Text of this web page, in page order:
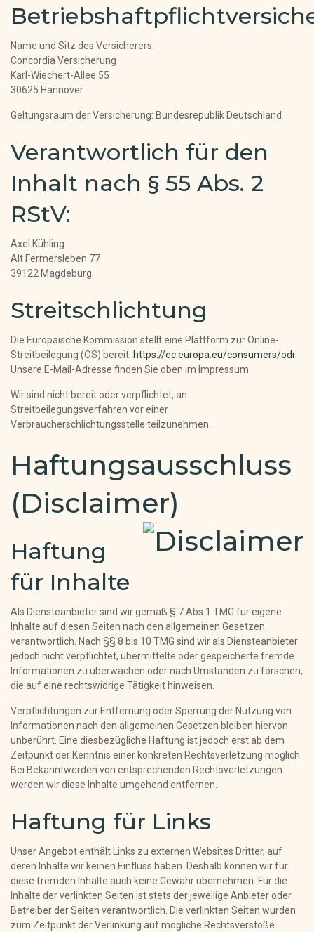
Name und Sitz des Versicherers:
Concordia Versicherung
Karl-Wiechert-Allee 55
30625 Hannover
Geltungsraum der Versicherung: Bundesrepublik Deutschland
Verantwortlich für den
Inhalt nach § 55 Abs. 2
RStV:
Axel Kühling
Alt Fermersleben 77
39122 Magdeburg
Streitschlichtung
Die Europäische Kommission stellt eine Plattform zur Online-
Streitbeilegung (OS) bereit: https://ec.europa.eu/consumers/odr.
Unsere E-Mail-Adresse finden Sie oben im Impressum.
Wir sind nicht bereit oder verpflichtet, an
Streitbeilegungsverfahren vor einer
Verbraucherschlichtungsstelle teilzunehmen.
Haftungsausschluss
(Disclaimer)
Haftung
für Inhalte
Als Diensteanbieter sind wir gemäß § 7 Abs.1 TMG für eigene
Inhalte auf diesen Seiten nach den allgemeinen Gesetzen
verantwortlich. Nach §§ 8 bis 10 TMG sind wir als Diensteanbieter
jedoch nicht verpflichtet, übermittelte oder gespeicherte fremde
Informationen zu überwachen oder nach Umständen zu forschen,
die auf eine rechtswidrige Tätigkeit hinweisen.
Verpflichtungen zur Entfernung oder Sperrung der Nutzung von
Informationen nach den allgemeinen Gesetzen bleiben hiervon
unberührt. Eine diesbezügliche Haftung ist jedoch erst ab dem
Zeitpunkt der Kenntnis einer konkreten Rechtsverletzung möglich.
Bei Bekanntwerden von entsprechenden Rechtsverletzungen
werden wir diese Inhalte umgehend entfernen.
Haftung für Links
Unser Angebot enthält Links zu externen Websites Dritter, auf
deren Inhalte wir keinen Einfluss haben. Deshalb können wir für
diese fremden Inhalte auch keine Gewähr übernehmen. Für die
Inhalte der verlinkten Seiten ist stets der jeweilige Anbieter oder
Betreiber der Seiten verantwortlich. Die verlinkten Seiten wurden
zum Zeitpunkt der Verlinkung auf mögliche Rechtsverstöße